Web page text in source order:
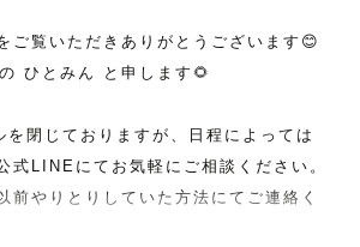
ご覧いただきありがとうございます😊
ひとみん と申します🌻
を閉じておりますが、日程によっては
式LINEにてお気軽にご相談ください。
前やりとりしていた方法にてご連絡く